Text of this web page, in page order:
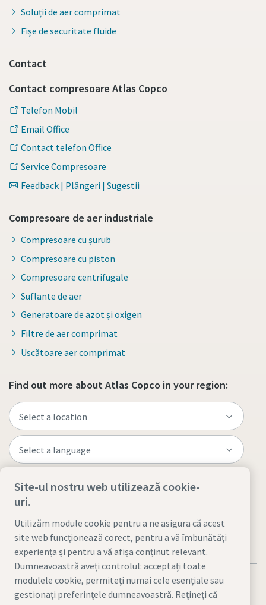
Soluții de aer comprimat
Fișe de securitate fluide
Contact
Contact compresoare Atlas Copco
Telefon Mobil
Email Office
Contact telefon Office
Service Compresoare
Feedback | Plângeri | Sugestii
Compresoare de aer industriale
Compresoare cu șurub
Compresoare cu piston
Compresoare centrifugale
Suflante de aer
Generatoare de azot și oxigen
Filtre de aer comprimat
Uscătoare aer comprimat
Find out more about Atlas Copco in your region:
Visit the site
Site-ul nostru web utilizează cookie-
uri.
Utilizăm module cookie pentru a ne asigura că acest
site web funcționează corect, pentru a vă îmbunătăți
experiența și pentru a vă afișa conținut relevant.
Dumneavoastră aveți controlul: acceptați toate
modulele cookie, permiteți numai cele esențiale sau
gestionați preferințele dumneavoastră. Rețineți că